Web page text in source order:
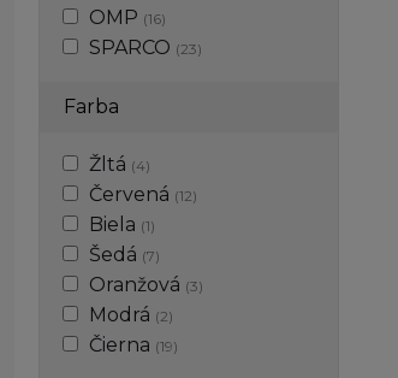
OMP (16)
SPARCO (23)
Farba
Žltá (4)
Červená (12)
Biela (1)
Šedá (7)
Oranžová (3)
Modrá (2)
Čierna (19)